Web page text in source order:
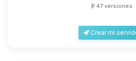
47 versiones
Crear mi